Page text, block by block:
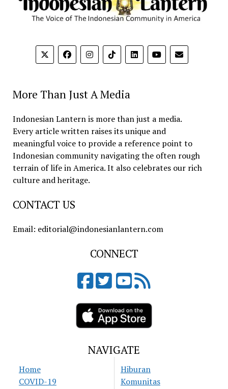
More Than Just A Media
Indonesian Lantern is more than just a media.
Every article written raises its unique and
meaningful voice to provide a reference point to
Indonesian community navigating the often rough
terrain of life in America. It also celebrates our rich
culture and heritage.
CONTACT US
Email: editorial@indonesianlantern.com
CONNECT
NAVIGATE
Home
COVID-19
Hiburan
Komunitas